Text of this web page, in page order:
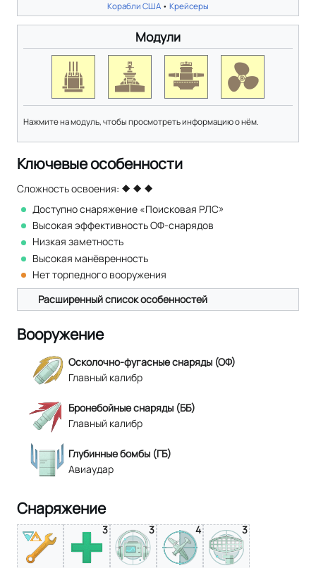
Корабли США • Крейсеры
Модули
Нажмите на модуль, чтобы просмотреть информацию о нём.
Ключевые особенности
Сложность освоения:
Доступно снаряжение «Поисковая РЛС»
Высокая эффективность ОФ-снарядов
Низкая заметность
Высокая манёвренность
Нет торпедного вооружения
Расширенный список особенностей
Вооружение
Осколочно-фугасные снаряды (ОФ)
Главный калибр
Бронебойные снаряды (ББ)
Главный калибр
Глубинные бомбы (ГБ)
Авиаудар
Снаряжение
3 3 4 3